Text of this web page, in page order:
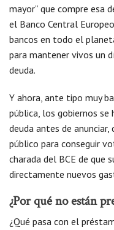
mayor” que compre esa
el Banco Central
bancos en todo el
para mantener vivos un
deuda.
Y ahora, ante tipo muy
pública, los gobiernos se
deuda antes de
público para conseguir
charada del BCE de que
directamente nuevos
¿Por qué no están
¿Qué pasa con el